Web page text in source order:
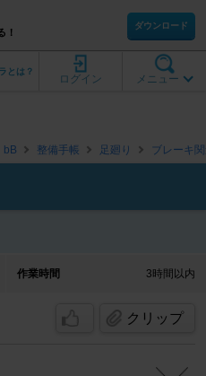
！
ダウンロード
メニュー
ログイン
とは？
bB 整備手帳 足廻り ブレーキ
作業時間 3時間以内
クリップ